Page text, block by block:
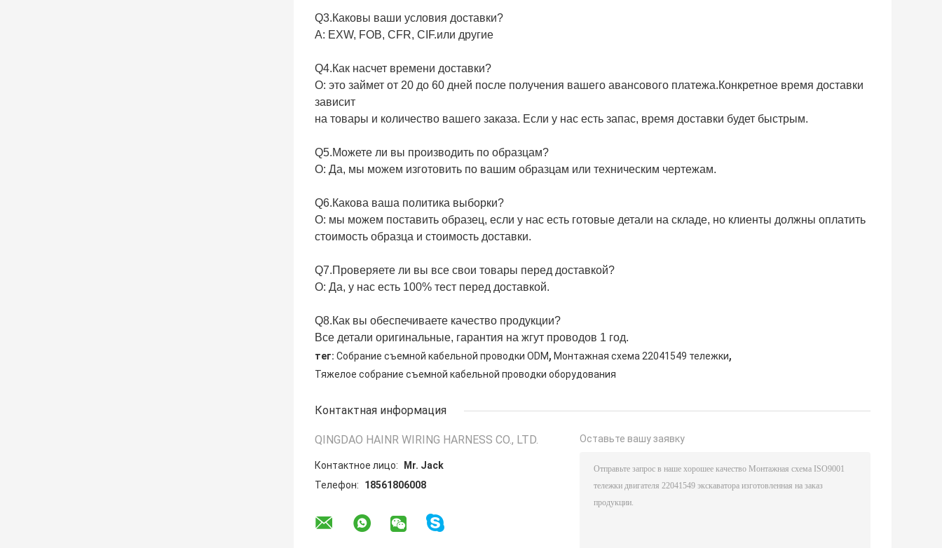
Q3.Каковы ваши условия доставки?
A: EXW, FOB, CFR, CIF.или другие
Q4.Как насчет времени доставки?
О: это займет от 20 до 60 дней после получения вашего авансового платежа.Конкретное время доставки
зависит
на товары и количество вашего заказа. Если у нас есть запас, время доставки будет быстрым.
Q5.Можете ли вы производить по образцам?
О: Да, мы можем изготовить по вашим образцам или техническим чертежам.
Q6.Какова ваша политика выборки?
О: мы можем поставить образец, если у нас есть готовые детали на складе, но клиенты должны оплатить
стоимость образца и стоимость доставки.
Q7.Проверяете ли вы все свои товары перед доставкой?
О: Да, у нас есть 100% тест перед доставкой.
Q8.Как вы обеспечиваете качество продукции?
Все детали оригинальные, гарантия на жгут проводов 1 год.
тег: Собрание съемной кабельной проводки ODM, Монтажная схема 22041549 тележки,
Тяжелое собрание съемной кабельной проводки оборудования
Контактная информация
QINGDAO HAINR WIRING HARNESS CO., LTD.
Контактное лицо:
Mr. Jack
Телефон:
18561806008
Оставьте вашу заявку